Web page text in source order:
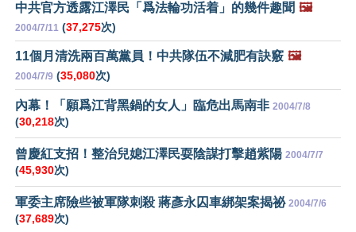
中共官方透露江澤民「爲法輪功活着」的幾件趣聞 🖼️
2004/7/11 (37,275次)
11個月清洗兩百萬黨員！中共隊伍不減肥有訣竅 🖼️
2004/7/9 (35,080次)
內幕！「願爲江背黑鍋的女人」臨危出馬南非 2004/7/8
(30,218次)
曾慶紅支招！整治兒媳江澤民耍陰謀打擊趙紫陽 2004/7/7
(45,930次)
軍委主席險些被軍隊刺殺 蔣彥永囚車綁架案揭祕 2004/7/6
(37,689次)